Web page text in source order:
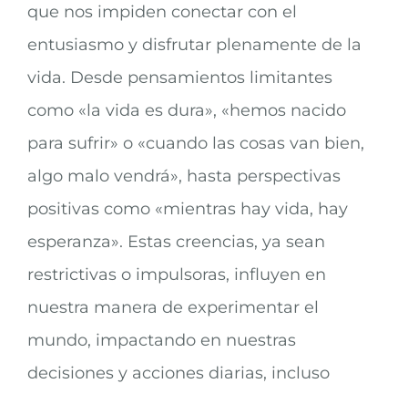
que nos impiden conectar con el
entusiasmo y disfrutar plenamente de la
vida. Desde pensamientos limitantes
como «la vida es dura», «hemos nacido
para sufrir» o «cuando las cosas van bien,
algo malo vendrá», hasta perspectivas
positivas como «mientras hay vida, hay
esperanza». Estas creencias, ya sean
restrictivas o impulsoras, influyen en
nuestra manera de experimentar el
mundo, impactando en nuestras
decisiones y acciones diarias, incluso